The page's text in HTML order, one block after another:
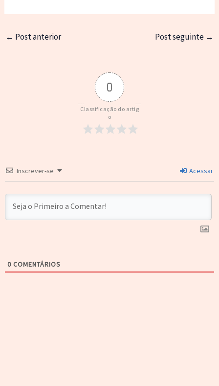
← Post anterior Post seguinte →
0
Classificação do artig
o
Inscrever-se Acessar
0 COMENTÁRIOS